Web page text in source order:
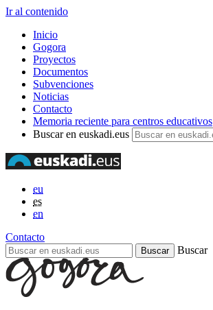
Ir al contenido
Inicio
Gogora
Proyectos
Documentos
Subvenciones
Noticias
Contacto
Memoria reciente para centros educativos
Buscar en euskadi.eus
eu
es
en
Contacto
Buscar